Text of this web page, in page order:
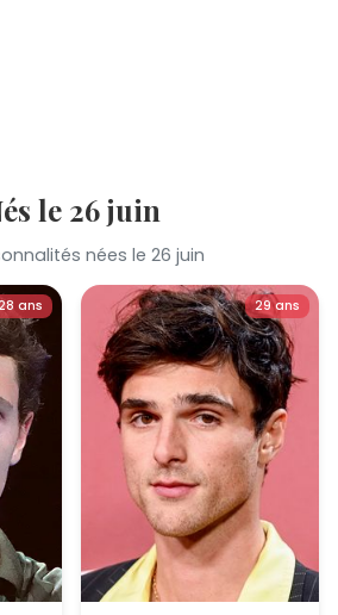
le 26 juin
nées le 26 juin
ans 29 ans